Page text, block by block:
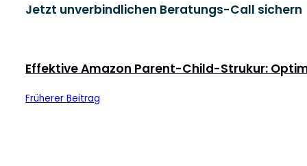
Jetzt unverbindlichen Beratungs-Call sichern
Früherer Beitrag
Effektive Amazon Parent-Child-Strukur: